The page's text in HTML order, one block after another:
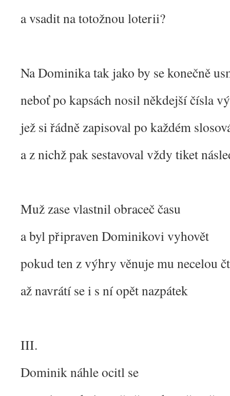
a vsadit na totožnou loterii?
Na Dominika tak jako by se konečně
neboť po kapsách nosil někdejší čísla
jež si řádně zapisoval po každém
a z nichž pak sestavoval vždy tiket
Muž zase vlastnil obraceč času
a byl připraven Dominikovi vyhovět
pokud ten z výhry věnuje mu necelou
až navrátí se i s ní opět nazpátek
III.
Dominik náhle ocitl se